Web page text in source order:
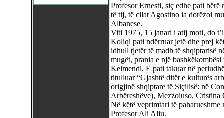
Profesor Ernesti, siç edhe pati
të tij, të cilat Agostino ia dorëzoi
Albanese.
Viti 1975, 15 janari i atij moti, do
Koliqi pati ndërruar jetë dhe prej
idhull tjetër të madh të shqiptarisë
mugët, prania e një
Kelmendi. E pati takuar në
titulluar “Gjashtë ditët e kulturës
origjinë shqiptare të Siçilisë: në
Arbëreshëve), Mezzoiuso, Cristina
Në këtë veprimtari të
Profesor Ali Aliu.